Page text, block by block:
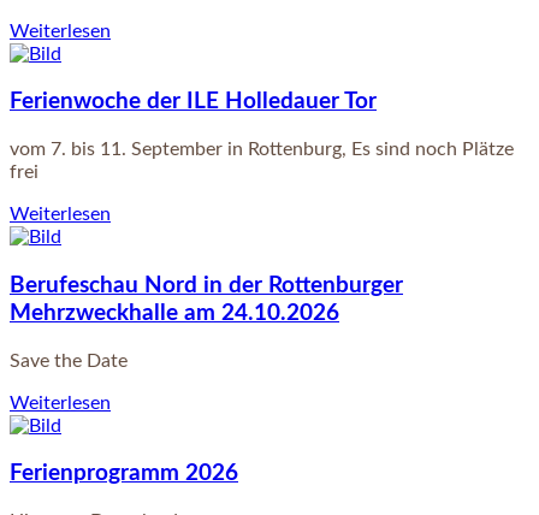
Weiterlesen
Ferienwoche der ILE Holledauer Tor
vom 7. bis 11. September in Rottenburg, Es sind noch Plätze
frei
Weiterlesen
Berufeschau Nord in der Rottenburger
Mehrzweckhalle am 24.10.2026
Save the Date
Weiterlesen
Ferienprogramm 2026